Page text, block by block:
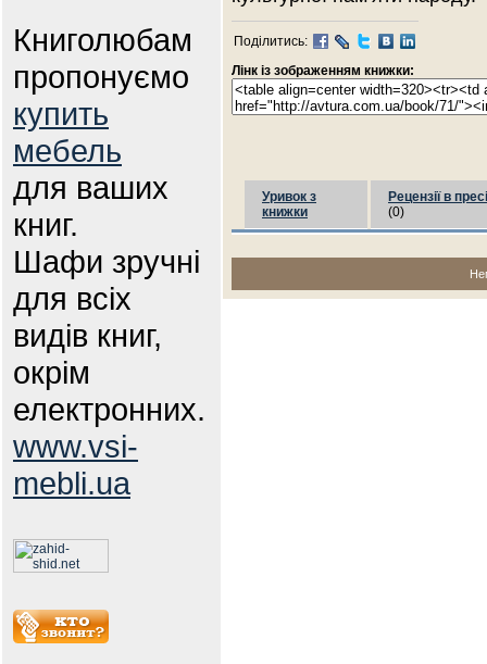
Книголюбам
пропонуємо
купить
мебель
для ваших
книг.
Шафи зручні
для всіх
видів книг,
окрім
електронних.
www.vsi-
mebli.ua
Поділитись:
Лінк із зображенням книжки:
Уривок з
книжки
Рецензії в пресі
(0)